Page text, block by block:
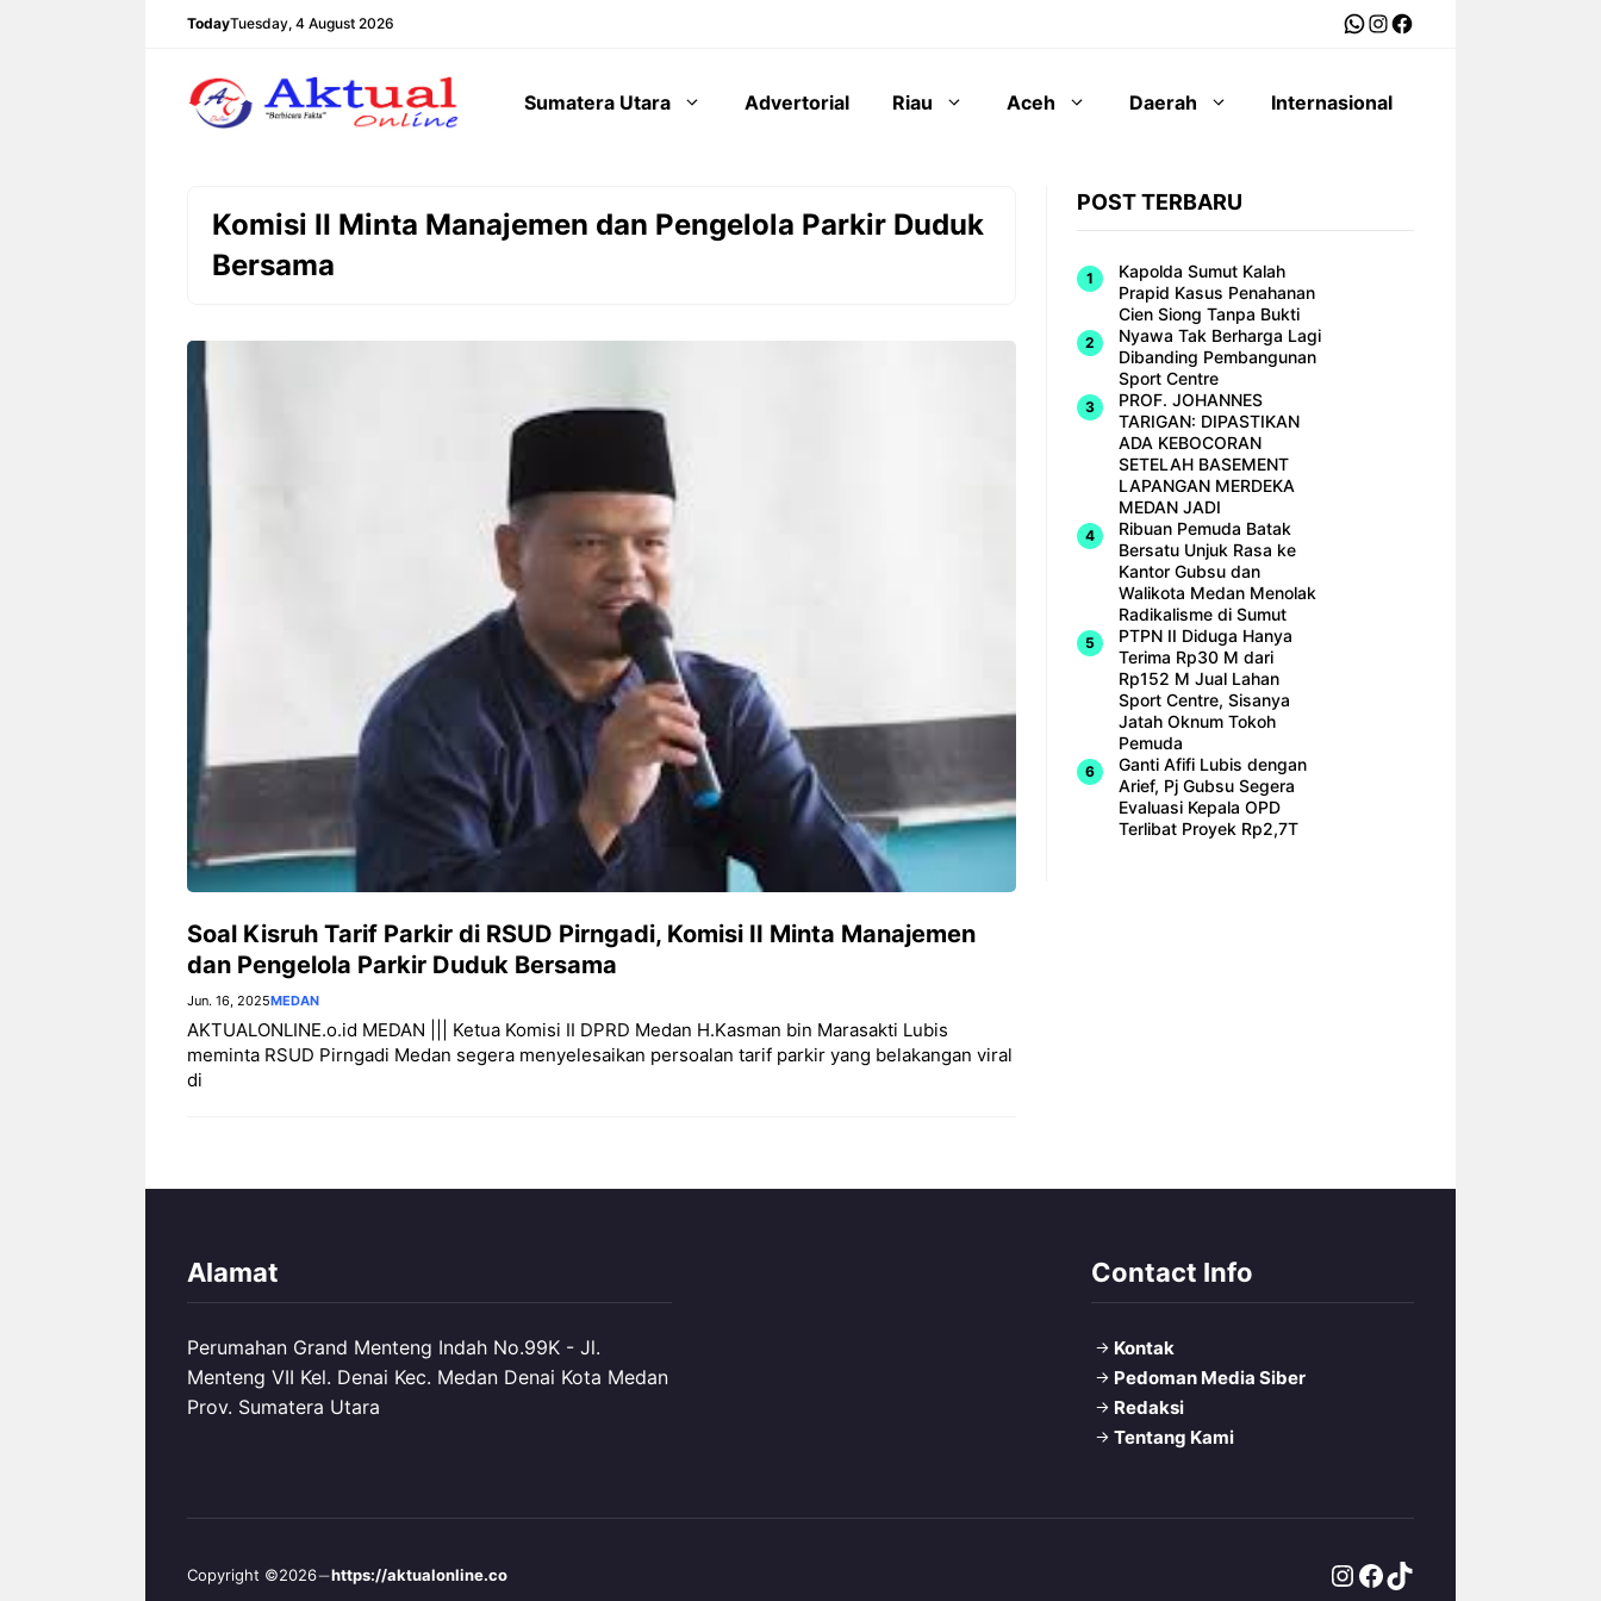
TodayTuesday, 4 August 2026 WhatsApp
Instagram
Facebook
Sumatera Utara Advertorial Riau Aceh Daerah Internasional
Komisi II Minta Manajemen dan Pengelola Parkir Duduk
Bersama
Soal Kisruh Tarif Parkir di RSUD Pirngadi, Komisi II Minta Manajemen
dan Pengelola Parkir Duduk Bersama
Jun. 16, 2025MEDAN
AKTUALONLINE.o.id MEDAN ||| Ketua Komisi II DPRD Medan H.Kasman bin Marasakti Lubis
meminta RSUD Pirngadi Medan segera menyelesaikan persoalan tarif parkir yang belakangan viral
di
POST TERBARU
Kapolda Sumut Kalah
Prapid Kasus Penahanan
Cien Siong Tanpa Bukti
Nyawa Tak Berharga Lagi
Dibanding Pembangunan
Sport Centre
PROF. JOHANNES
TARIGAN: DIPASTIKAN
ADA KEBOCORAN
SETELAH BASEMENT
LAPANGAN MERDEKA
MEDAN JADI
Ribuan Pemuda Batak
Bersatu Unjuk Rasa ke
Kantor Gubsu dan
Walikota Medan Menolak
Radikalisme di Sumut
PTPN II Diduga Hanya
Terima Rp30 M dari
Rp152 M Jual Lahan
Sport Centre, Sisanya
Jatah Oknum Tokoh
Pemuda
Ganti Afifi Lubis dengan
Arief, Pj Gubsu Segera
Evaluasi Kepala OPD
Terlibat Proyek Rp2,7T
Alamat
Perumahan Grand Menteng Indah No.99K - Jl.
Menteng VII Kel. Denai Kec. Medan Denai Kota Medan
Prov. Sumatera Utara
Contact Info
Kontak
Pedoman Media Siber
Redaksi
Tentang Kami
Copyright ©2026 https://aktualonline.co Instagram
Facebook
TikTok